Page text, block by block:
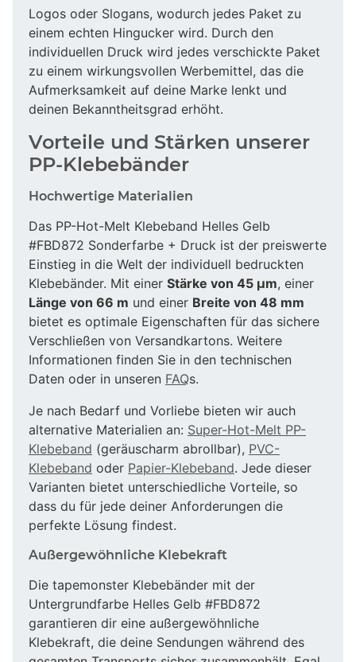
Logos oder Slogans, wodurch jedes Paket zu
einem echten Hingucker wird. Durch den
individuellen Druck wird jedes verschickte Paket
zu einem wirkungsvollen Werbemittel, das die
Aufmerksamkeit auf deine Marke lenkt und
deinen Bekanntheitsgrad erhöht.
Vorteile und Stärken unserer
PP-Klebebänder
Hochwertige Materialien
Das PP-Hot-Melt Klebeband Helles Gelb
#FBD872 Sonderfarbe + Druck ist der preiswerte
Einstieg in die Welt der individuell bedruckten
Klebebänder. Mit einer Stärke von 45 µm, einer
Länge von 66 m und einer Breite von 48 mm
bietet es optimale Eigenschaften für das sichere
Verschließen von Versandkartons. Weitere
Informationen finden Sie in den technischen
Daten oder in unseren FAQs.
Je nach Bedarf und Vorliebe bieten wir auch
alternative Materialien an: Super-Hot-Melt PP-
Klebeband (geräuscharm abrollbar), PVC-
Klebeband oder Papier-Klebeband. Jede dieser
Varianten bietet unterschiedliche Vorteile, so
dass du für jede deiner Anforderungen die
perfekte Lösung findest.
Außergewöhnliche Klebekraft
Die tapemonster Klebebänder mit der
Untergrundfarbe Helles Gelb #FBD872
garantieren dir eine außergewöhnliche
Klebekraft, die deine Sendungen während des